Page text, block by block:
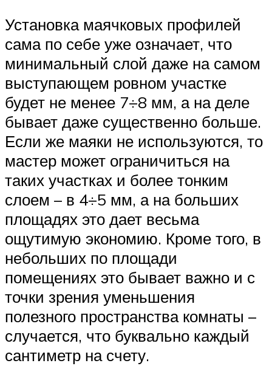
Установка маячковых профилей
сама по себе уже означает, что
минимальный слой даже на самом
выступающем ровном участке
будет не менее 7÷8 мм, а на деле
бывает даже существенно больше.
Если же маяки не используются, то
мастер может ограничиться на
таких участках и более тонким
слоем – в 4÷5 мм, а на больших
площадях это дает весьма
ощутимую экономию. Кроме того, в
небольших по площади
помещениях это бывает важно и с
точки зрения уменьшения
полезного пространства комнаты –
случается, что буквально каждый
сантиметр на счету.